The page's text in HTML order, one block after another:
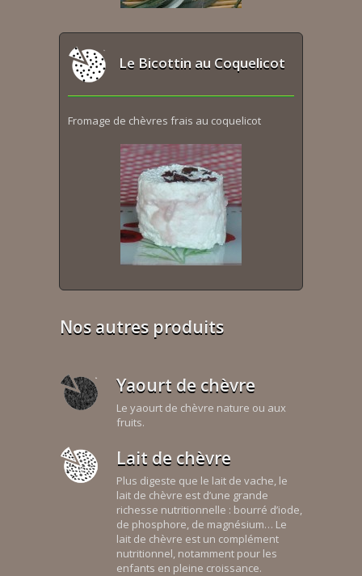
Le Bicottin au Coquelicot
Fromage de chèvres frais au coquelicot
Nos autres produits
Yaourt de chèvre
Le yaourt de chèvre nature ou aux
fruits.
Lait de chèvre
Plus digeste que le lait de vache, le
lait de chèvre est d’une grande
richesse nutritionnelle : bourré d’iode,
de phosphore, de magnésium… Le
lait de chèvre est un complément
nutritionnel, notamment pour les
enfants en pleine croissance.